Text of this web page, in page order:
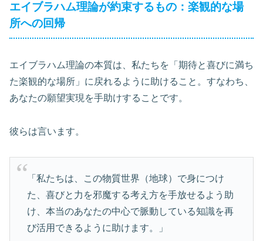
エイブラハム理論が約束するもの：楽観的な場
所への回帰
エイブラハム理論の本質は、私たちを「期待と喜びに満ち
た楽観的な場所」に戻れるように助けること。すなわち、
あなたの願望実現を手助けすることです。
彼らは言います。
「私たちは、この物質世界（地球）で身につけ
た、喜びと力を邪魔する考え方を手放せるよう助
け、本当のあなたの中心で脈動している知識を再
び活用できるように助けます。」